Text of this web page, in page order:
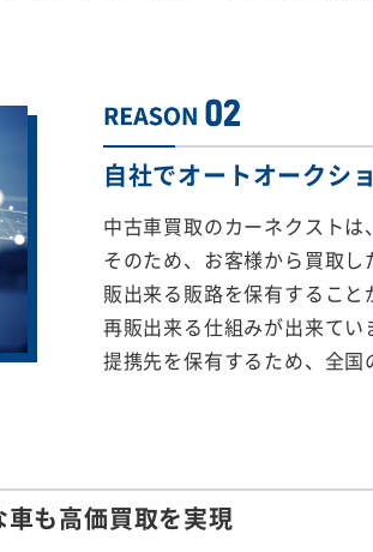
自社でオートオークシ
中古車買取のカーネクストは
そのため、お客様から買取
販出来る販路を保有するこ
再販出来る仕組みが出来て
提携先を保有するため、全国
も高価買取を実現